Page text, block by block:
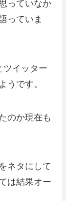
っていなか
っていま
ツイッター
うです。
のか現在も
ネタにして
は結果オー